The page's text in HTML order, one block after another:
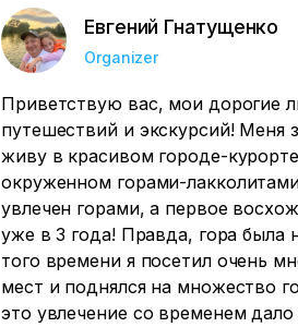
Евгений Гнатущенко
Organizer
Приветствую вас, мои дорогие
путешествий и экскурсий! Меня
живу в красивом городе-
окруженном горами-
увлечен горами, а первое
уже в 3 года! Правда, гора была
того времени я посетил очень
мест и поднялся на множество
это увлечение со временем